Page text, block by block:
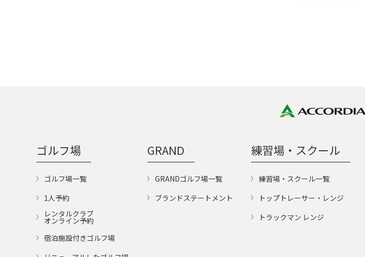
ゴルフ場
ゴルフ場一覧
1人予約
レンタルクラブ
オンライン予約
宿泊施設付きゴルフ場
GRAND
GRANDゴルフ場一覧
ブランドステートメント
練習場・スクール
練習場・スクール一覧
トップトレーサー・レンジ
トラックマン レンジ